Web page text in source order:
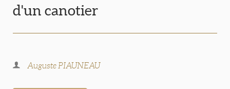
d'un canotier
Auguste PIAUNEAU